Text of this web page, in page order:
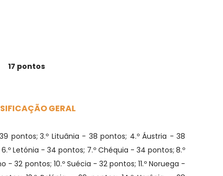
17 pontos
GERAL
pontos; 3.º Lituânia - 38 pontos; 4.º Áustria - 38
Letónia - 34 pontos; 7.º Chéquia - 34 pontos; 8.º
- 32 pontos; 10.º Suécia - 32 pontos; 11.º Noruega -